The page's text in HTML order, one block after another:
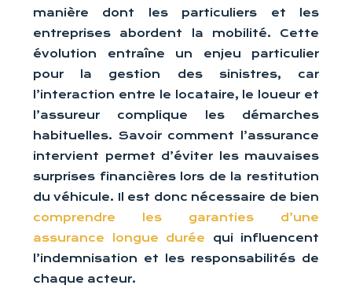
manière dont les particuliers et les
entreprises abordent la mobilité. Cette
évolution entraîne un enjeu particulier
pour la gestion des sinistres, car
l’interaction entre le locataire, le loueur et
l’assureur complique les démarches
habituelles. Savoir comment l’assurance
intervient permet d’éviter les mauvaises
surprises financières lors de la restitution
du véhicule. Il est donc nécessaire de bien
comprendre les garanties d’une
assurance longue durée qui influencent
l’indemnisation et les responsabilités de
chaque acteur.